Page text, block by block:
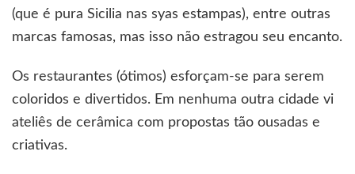
(que é pura Sicilia nas syas estampas), entre outras
marcas famosas, mas isso não estragou seu encanto.
Os restaurantes (ótimos) esforçam-se para serem
coloridos e divertidos. Em nenhuma outra cidade vi
ateliês de cerâmica com propostas tão ousadas e
criativas.